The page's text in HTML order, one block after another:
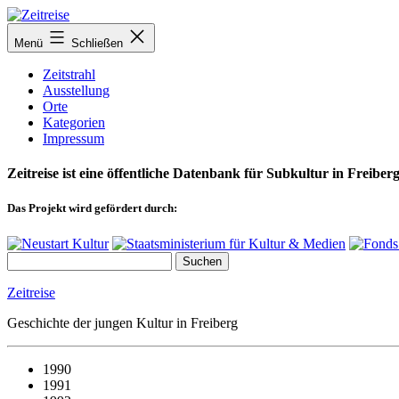
Zum
Inhalt
springen
Menü Schließen
Zeitstrahl
Ausstellung
Orte
Kategorien
Impressum
Zeitreise ist eine öffentliche Datenbank für Subkultur in
Das Projekt wird gefördert durch:
Zeitreise
Geschichte der jungen Kultur in Freiberg
1990
1991